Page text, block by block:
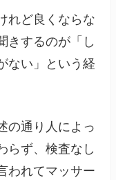
れど良くならな
きするのが「し
ない」という経
の通り人によっ
らず、検査なし
われてマッサー